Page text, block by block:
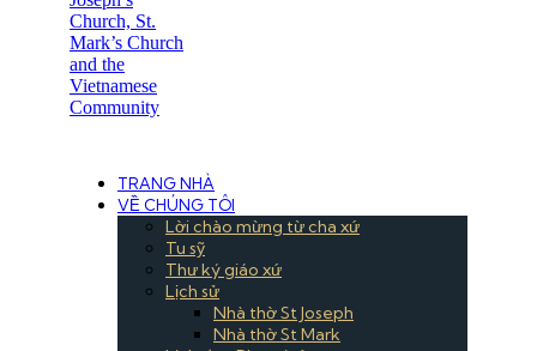
TRANG NHÀ
VỀ CHÚNG TÔI
Lời chào mừng từ cha xứ
Tu sỹ
Thư ký giáo xứ
Lịch sử
Nhà thờ St Joseph
Nhà thờ St Mark